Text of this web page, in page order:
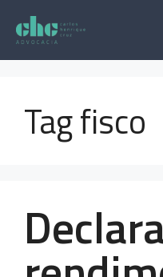
para
conteúdo
Tag fisco